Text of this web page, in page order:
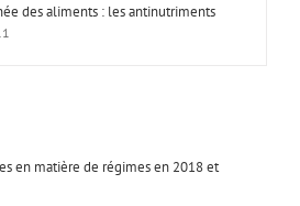
des aliments : les antinutriments
en matière de régimes en 2018 et